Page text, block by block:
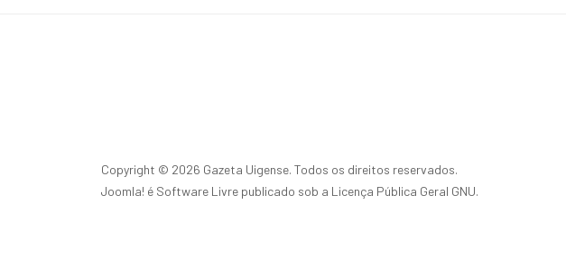
Copyright © 2026 Gazeta Uigense. Todos os direitos reservados.
Joomla! é Software Livre publicado sob a Licença Pública Geral GNU.